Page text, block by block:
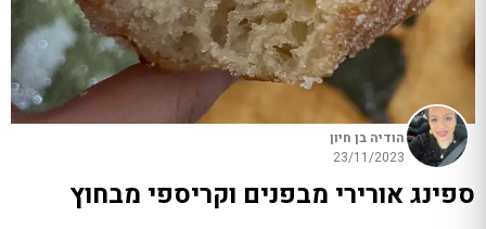
הודיה בן חיון
23/11/2023
ספינג אורירי מבפנים וקריספי מבחוץ